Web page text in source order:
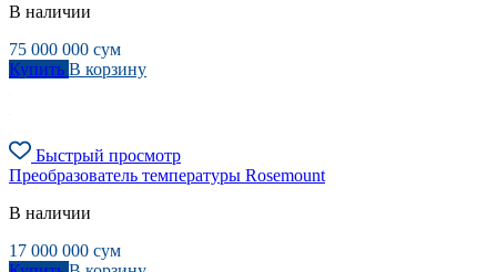
В наличии
75 000 000 сум
Купить В корзину
Быстрый просмотр
Преобразователь температуры Rosemount
В наличии
17 000 000 сум